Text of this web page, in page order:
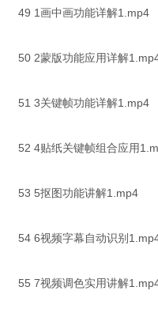
49 1画中画功能详解1.mp4
50 2蒙版功能应用详解
51 3关键帧功能详解1.mp4
52 4贴纸关键帧组合应用
53 5抠图功能讲解1.mp4
54 6视频字幕自动识别
55 7视频调色实用讲解